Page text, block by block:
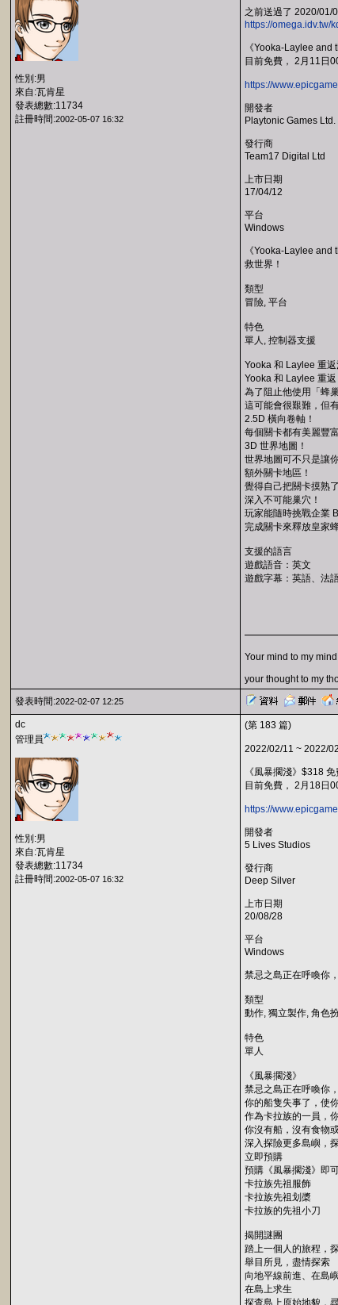
性別:男
來自:瓦肯星
發表總數:11734
註冊時間:2002-05-07 16:32
之前送過了 2020/01/
https://
《Yooka-Laylee
目前免費， 2月11日
https://
開發者
Playtonic Games Ltd.
發行商
Team17 Digital Ltd
上市日期
17/04/12
平台
Windows
《Yooka-Laylee
救世界！
類型
冒險, 平台
特色
單人, 控制器支援
Yooka 和 Laylee 重
Yooka 和 Laylee 重
為了阻止他使用「蜂
這可能會很艱難，但
2.5D 橫向卷軸！
每個關卡都有美麗豐
3D 世界地圖！
世界地圖可不只是讓
額外關卡地區！
覺得自己把關卡摸熟
深入不可能巢穴！
玩家能隨時挑戰企業
完成關卡來釋放皇家
支援的語言
遊戲語音：英文
遊戲字幕：英語、法
Your mind to my
your thought to my
發表時間:2022-02-07 12:25
dc
管理員
性別:男
來自:瓦肯星
發表總數:11734
註冊時間:2002-05-07 16:32
(第 183 篇)
2022/02/11 ~ 2022/
《風暴擱淺》$318 免
目前免費， 2月18日
https://
開發者
5 Lives Studios
發行商
Deep Silver
上市日期
20/08/28
平台
Windows
禁忌之島正在呼喚你
類型
動作, 獨立製作, 角色
特色
單人
《風暴擱淺》
禁忌之島正在呼喚你
你的船隻失事了，使
作為卡拉族的一員，
你沒有船，沒有食物
深入探險更多島嶼，
立即預購
預購《風暴擱淺》即
卡拉族先祖服飾
卡拉族先祖划槳
卡拉族的先祖小刀
揭開謎團
踏上一個人的旅程，
舉目所見，盡情探索
向地平線前進、在島
在島上求生
探查島上原始地貌，